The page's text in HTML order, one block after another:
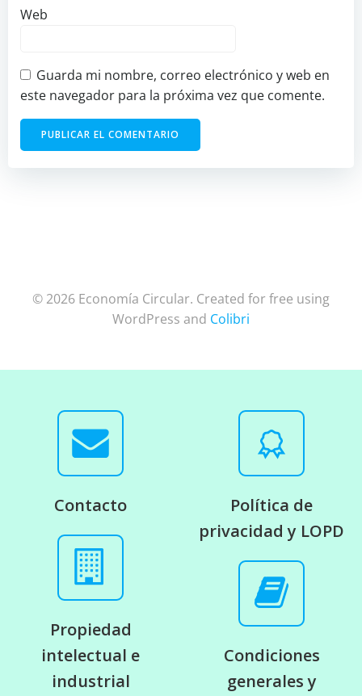
Web
Guarda mi nombre, correo electrónico y web en
este navegador para la próxima vez que comente.
© 2026 Economía Circular. Created for free using
WordPress and Colibri
Contacto
Propiedad
intelectual e
industrial
Política de
privacidad y LOPD
Condiciones
generales y